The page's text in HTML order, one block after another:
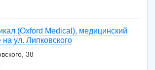
(Oxford Medical), медицинский
ул. Липковского
38